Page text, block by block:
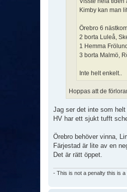
Kimby kan man
Örebro 6
2 borta Luleå,
1 Hemma
3 borta Malmö,
Inte helt enkelt..
Hoppas att de
Jag ser det inte som
HV har ett sjukt tufft
Örebro behöver vinna,
Färjestad är lite av en
Det är rätt öppet.
- This is not a penalty this is a